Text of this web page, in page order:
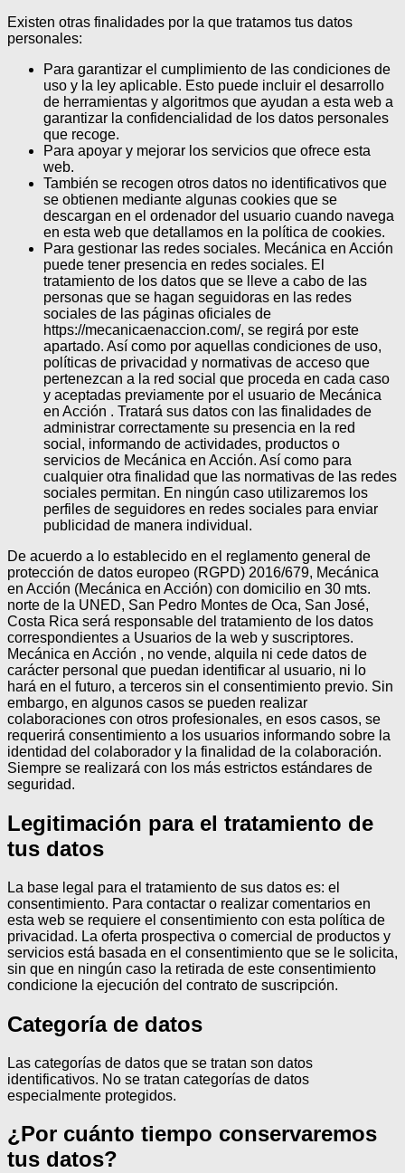
Existen otras finalidades por la que tratamos tus datos
personales:
Para garantizar el cumplimiento de las condiciones de
uso y la ley aplicable. Esto puede incluir el desarrollo
de herramientas y algoritmos que ayudan a esta web a
garantizar la confidencialidad de los datos personales
que recoge.
Para apoyar y mejorar los servicios que ofrece esta
web.
También se recogen otros datos no identificativos que
se obtienen mediante algunas cookies que se
descargan en el ordenador del usuario cuando navega
en esta web que detallamos en la política de cookies.
Para gestionar las redes sociales. Mecánica en Acción
puede tener presencia en redes sociales. El
tratamiento de los datos que se lleve a cabo de las
personas que se hagan seguidoras en las redes
sociales de las páginas oficiales de
https://mecanicaenaccion.com/, se regirá por este
apartado. Así como por aquellas condiciones de uso,
políticas de privacidad y normativas de acceso que
pertenezcan a la red social que proceda en cada caso
y aceptadas previamente por el usuario de Mecánica
en Acción . Tratará sus datos con las finalidades de
administrar correctamente su presencia en la red
social, informando de actividades, productos o
servicios de Mecánica en Acción. Así como para
cualquier otra finalidad que las normativas de las redes
sociales permitan. En ningún caso utilizaremos los
perfiles de seguidores en redes sociales para enviar
publicidad de manera individual.
De acuerdo a lo establecido en el reglamento general de
protección de datos europeo (RGPD) 2016/679, Mecánica
en Acción (Mecánica en Acción) con domicilio en 30 mts.
norte de la UNED, San Pedro Montes de Oca, San José,
Costa Rica será responsable del tratamiento de los datos
correspondientes a Usuarios de la web y suscriptores.
Mecánica en Acción , no vende, alquila ni cede datos de
carácter personal que puedan identificar al usuario, ni lo
hará en el futuro, a terceros sin el consentimiento previo. Sin
embargo, en algunos casos se pueden realizar
colaboraciones con otros profesionales, en esos casos, se
requerirá consentimiento a los usuarios informando sobre la
identidad del colaborador y la finalidad de la colaboración.
Siempre se realizará con los más estrictos estándares de
seguridad.
Legitimación para el tratamiento de
tus datos
La base legal para el tratamiento de sus datos es: el
consentimiento. Para contactar o realizar comentarios en
esta web se requiere el consentimiento con esta política de
privacidad. La oferta prospectiva o comercial de productos y
servicios está basada en el consentimiento que se le solicita,
sin que en ningún caso la retirada de este consentimiento
condicione la ejecución del contrato de suscripción.
Categoría de datos
Las categorías de datos que se tratan son datos
identificativos. No se tratan categorías de datos
especialmente protegidos.
¿Por cuánto tiempo conservaremos
tus datos?